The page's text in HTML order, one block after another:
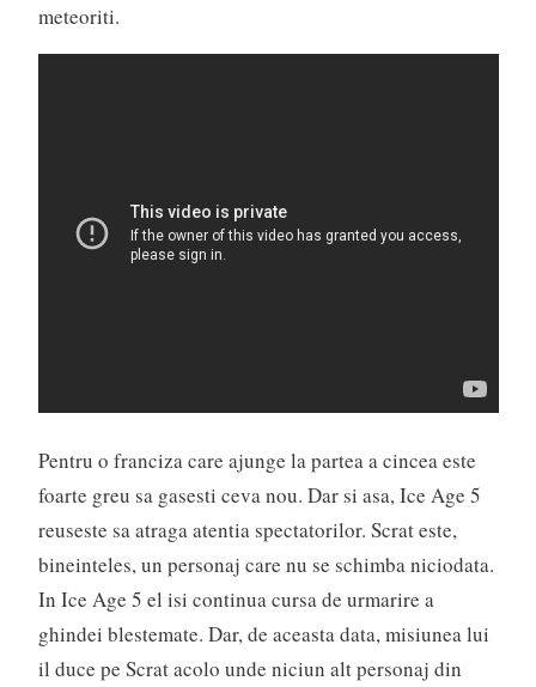
meteoriti.
Pentru o franciza care ajunge la partea a cincea este
foarte greu sa gasesti ceva nou. Dar si asa, Ice Age 5
reuseste sa atraga atentia spectatorilor. Scrat este,
bineinteles, un personaj care nu se schimba niciodata.
In Ice Age 5 el isi continua cursa de urmarire a
ghindei blestemate. Dar, de aceasta data, misiunea lui
il duce pe Scrat acolo unde niciun alt personaj din